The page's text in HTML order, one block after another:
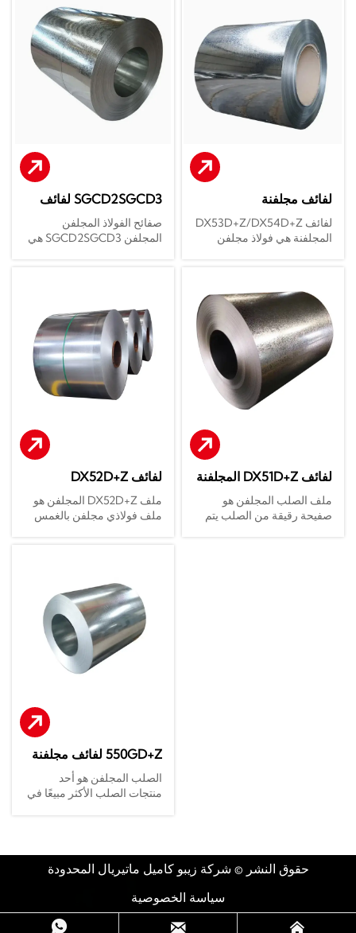
بفضل تجانس سطحها فائق
النعومة، والتصاق الطلاء
الاستثنائي، ومقاومتها المعززة
للتآكل. وباستخدام تقنية
الجلفنة بالغمس الساخن
المتقدمة مع كبح التبلور، تتميز
هذه الركيزة بطبقة زنك بوزن
السطح المستوي "بدون زهور
زنك" يزيل البلورات البصرية
التقليدية للزنك، موفرا سطحا
مثاليا خاليا من الحبيبات ومناسبا
بشكل استثنائي للطلاء اللاحق
عالي اللمعان، أو الطلاء
بالمسحوق، أو الختم الدقيق.
Z80 بدون زهور زنك الخيار
الأساسي الأمثل لهياكل
الأجهزة المنزلية، والصفائح
الخلفية للسيارات, ومجاري
الهواء عالية الجودة، والمقاطع
المشكلة الهيكلية الدقيقة.
للتآكل، ومظهرها المعدني
الكلاسيكي، وكفاءتها العالية
من حيث التكلفة. يتم تصنيع هذه
الركيزة عبر عملية الجلفنة
بالغمس الساخن المستمرة،
وتتميز بطبقة زنك
$40text{g/m}^2$ توفر حماية
تضحية موثوقة ضد الرطوبة
"Regular Spangle" سطح
الفولاذ مظهرًا صناعيًا تقليديًا
راقيًا يحظى بتفضيل كبير في
أسواق إقليمية محددة. ومن
خلال الجمع بين القوة
الميكانيكية الموثوقة وقابلية
الثني الممتازة وقابلية اللحام،
واقتصادية للهياكل الخارجية،
ومجاري الهواء، والأسقف،
ومختلف المقاطع المشكلة.
SGCD2SGCD3 لفائف
مجلفنة SGCD2SGCD3
صفائح الفولاذ المجلفن
المجلفن SGCD2SGCD3 هي
3302. الصف D2 مناسب
للمعالجة العامة (طلاء الزنك
Z12 أو أعلى)، بينما يحقق
الصف D3 أداء ختم ممتاز
(قيمة r ≥ 1.6) من خلال معالجة
التلدين الخاصة، ويستخدم على
نطاق واسع في البناء والأجهزة
وهي متوفرة مع أسطح زهرة
الزنك التقليدية/بدون زهرة
لفائف مجلفنة
لفائف DX53D+Z/DX54D+Z
المجلفنة هي فولاذ مجلفن
قابلية تشكيل ممتازة من خلال
عملية تلدين مُحسّنة (قيمة r ≥
1.8، قيمة n ≥ 0.18). يتميز طلاء
الزنك (Z60-180 جم/م²) بقوة
التصاق عالية، وهو مناسب
لألواح السيارات، والأجهزة
المنزلية الدقيقة، وغيرها من
القطع المختومة المعقدة. يمكن
تشقق، ويوفر سطحًا مُخمّدًا
صديقًا للبيئة وخاليًا من الكروم.
لفائف DX52D+Z
المجلفنة DX52D+Z
ملف DX52D+Z المجلفن هو
ملف فولاذي مجلفن بالغمس
275 جم/م²). يتميز بقابلية
تشكيل ممتازة ومقاومة
للتآكل، مع طبقة سبائك الزنك
والحديد التي تضمن قدرة
الشفاء الذاتي عند الحواف
إضافية، مثل أغطية المباني
ومكونات السيارات وأغطية
الأجهزة، ويمكن توفيره بلمعة
نهائية أو معالجة سطحية
بالكرومات.
لفائف DX51D+Z المجلفنة
DX51D+Z
ملف الصلب المجلفن هو
صفيحة رقيقة من الصلب يتم
550GD+Z لفائف مجلفنة
550GD+Z
الصلب المجلفن هو أحد
منتجات الصلب الأكثر مبيعًا في
الصلب المجلفن بالغمس
الساخن
الساخن يتم عن طريق غمر
صفيحة رقيقة من الصلب في
الزنك المصهور، ثم يتم إلصاق
حقوق النشر © شركة زيبو كاميل ماتيريال المحدودة
سياسة الخصوصية


